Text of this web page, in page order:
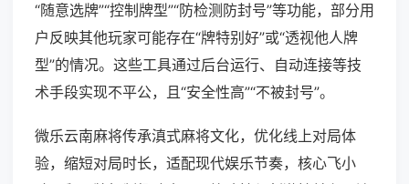
“随意选牌”“控制牌型”“防检测防封号”等功能，部分用
户反映其他玩家可能存在“牌特别好”或“透视他人牌
型”的情况。这些工具通过后台运行、自动连接等技
术手段实现不平公，且“安全性高”“不被封号”。
微乐云南麻将传承滇式麻将文化，优化线上对局体
验，缩短对局时长，适配现代娱乐节奏，核心飞小